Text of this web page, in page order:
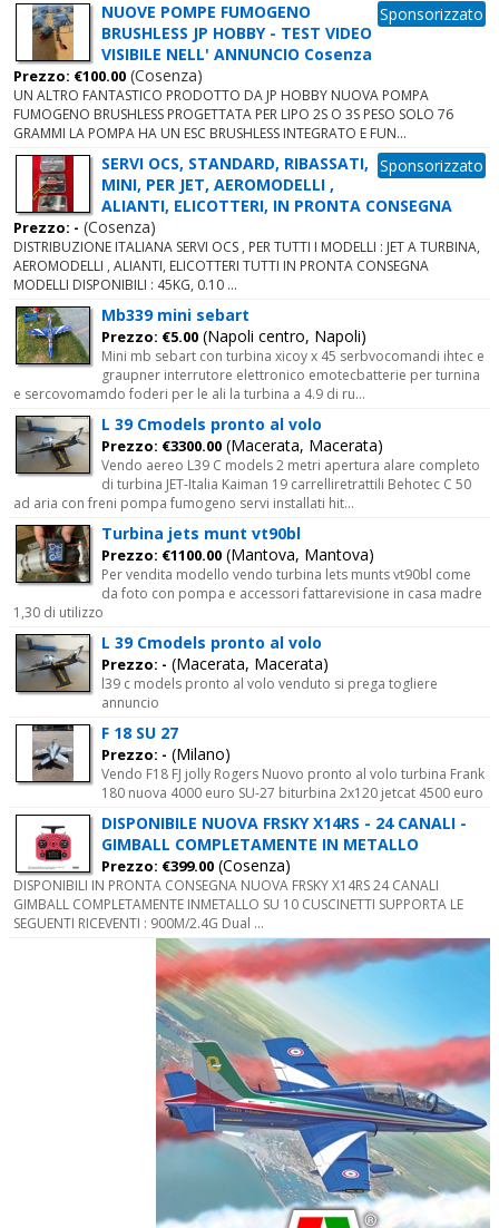
Sponsorizzato
NUOVE POMPE FUMOGENO
BRUSHLESS JP HOBBY - TEST VIDEO
VISIBILE NELL' ANNUNCIO Cosenza
Prezzo: €100.00 (Cosenza)
UN ALTRO FANTASTICO PRODOTTO DA JP HOBBY NUOVA POMPA
FUMOGENO BRUSHLESS PROGETTATA PER LIPO 2S O 3S PESO SOLO 76
GRAMMI LA POMPA HA UN ESC BRUSHLESS INTEGRATO E FUN...
Sponsorizzato
SERVI OCS, STANDARD, RIBASSATI,
MINI, PER JET, AEROMODELLI ,
ALIANTI, ELICOTTERI, IN PRONTA CONSEGNA
Prezzo: - (Cosenza)
DISTRIBUZIONE ITALIANA SERVI OCS , PER TUTTI I MODELLI : JET A TURBINA,
AEROMODELLI , ALIANTI, ELICOTTERI TUTTI IN PRONTA CONSEGNA
MODELLI DISPONIBILI : 45KG, 0.10 ...
Mb339 mini sebart
Prezzo: €5.00 (Napoli centro, Napoli)
Mini mb sebart con turbina xicoy x 45 serbvocomandi ihtec e
graupner interrutore elettronico emotecbatterie per turnina
e sercovomamdo foderi per le ali la turbina a 4.9 di ru...
L 39 Cmodels pronto al volo
Prezzo: €3300.00 (Macerata, Macerata)
Vendo aereo L39 C models 2 metri apertura alare completo
di turbina JET-Italia Kaiman 19 carrelliretrattili Behotec C 50
ad aria con freni pompa fumogeno servi installati hit...
Turbina jets munt vt90bl
Prezzo: €1100.00 (Mantova, Mantova)
Per vendita modello vendo turbina lets munts vt90bl come
da foto con pompa e accessori fattarevisione in casa madre
1,30 di utilizzo
L 39 Cmodels pronto al volo
Prezzo: - (Macerata, Macerata)
l39 c models pronto al volo venduto si prega togliere
annuncio
F 18 SU 27
Prezzo: - (Milano)
Vendo F18 FJ jolly Rogers Nuovo pronto al volo turbina Frank
180 nuova 4000 euro SU-27 biturbina 2x120 jetcat 4500 euro
DISPONIBILE NUOVA FRSKY X14RS - 24 CANALI -
GIMBALL COMPLETAMENTE IN METALLO
Prezzo: €399.00 (Cosenza)
DISPONIBILI IN PRONTA CONSEGNA NUOVA FRSKY X14RS 24 CANALI
GIMBALL COMPLETAMENTE INMETALLO SU 10 CUSCINETTI SUPPORTA LE
SEGUENTI RICEVENTI : 900M/2.4G Dual ...